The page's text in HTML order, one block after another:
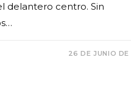
delantero centro. Sin
26 DE JUNIO